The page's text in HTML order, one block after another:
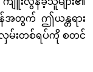
န်အတွက် ဤယန္တရား
ေလှမ်းတစ်ရပ်ကို စတင်